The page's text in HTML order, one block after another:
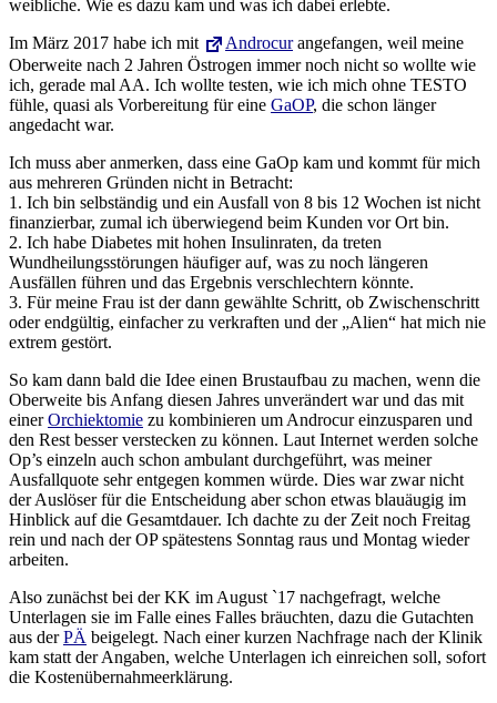
weibliche. Wie es dazu kam und was ich dabei erlebte.
Im März 2017 habe ich mit
Androcurangefangen, weil meine
Oberweite nach 2 Jahren Östrogen immer noch nicht so wollte wie
ich, gerade mal AA. Ich wollte testen, wie ich mich ohne TESTO
fühle, quasi als Vorbereitung für eine GaOP, die schon länger
angedacht war.
Ich muss aber anmerken, dass eine GaOp kam und kommt für mich
aus mehreren Gründen nicht in Betracht:
1. Ich bin selbständig und ein Ausfall von 8 bis 12 Wochen ist nicht
finanzierbar, zumal ich überwiegend beim Kunden vor Ort bin.
2. Ich habe Diabetes mit hohen Insulinraten, da treten
Wundheilungsstörungen häufiger auf, was zu noch längeren
Ausfällen führen und das Ergebnis verschlechtern könnte.
3. Für meine Frau ist der dann gewählte Schritt, ob Zwischenschritt
oder endgültig, einfacher zu verkraften und der „Alien“ hat mich nie
extrem gestört.
So kam dann bald die Idee einen Brustaufbau zu machen, wenn die
Oberweite bis Anfang diesen Jahres unverändert war und das mit
einerOrchiektomie zu kombinieren um Androcur einzusparen und
den Rest besser verstecken zu können. Laut Internet werden solche
Op’s einzeln auch schon ambulant durchgeführt, was meiner
Ausfallquote sehr entgegen kommen würde. Dies war zwar nicht
der Auslöser für die Entscheidung aber schon etwas blauäugig im
Hinblick auf die Gesamtdauer. Ich dachte zu der Zeit noch Freitag
rein und nach der OP spätestens Sonntag raus und Montag wieder
arbeiten.
Also zunächst bei der KK im August `17 nachgefragt, welche
Unterlagen sie im Falle eines Falles bräuchten, dazu die Gutachten
aus derPÄ beigelegt. Nach einer kurzen Nachfrage nach der Klinik
kam statt der Angaben, welche Unterlagen ich einreichen soll, sofort
die Kostenübernahmeerklärung.